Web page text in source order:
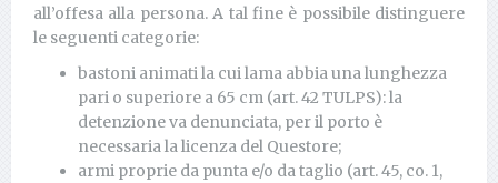
all’offesa alla persona. A tal fine è possibile distinguere
le seguenti categorie:
bastoni animati la cui lama abbia una lunghezza
pari o superiore a 65 cm (art. 42 TULPS): la
detenzione va denunciata, per il porto è
necessaria la licenza del Questore;
armi proprie da punta e/o da taglio (art. 45, co. 1,